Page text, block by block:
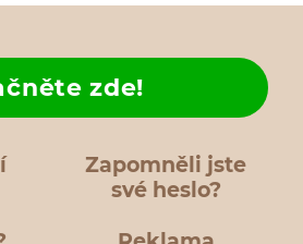
Zapomněli jste
své heslo?
zde!